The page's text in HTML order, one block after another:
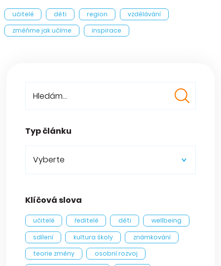
učitelé děti region
vzdělávání
změňme jak učíme
inspirace
Typ článku
Vyberte
Klíčová slova
učitelé ředitelé děti
wellbeing
sdílení
kultura školy
známkování
teorie změny
osobní rozvoj